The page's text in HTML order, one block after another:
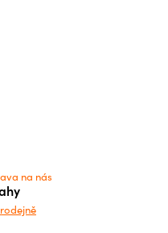
na nás